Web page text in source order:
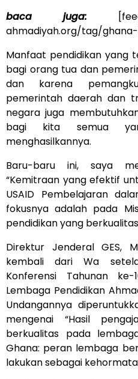
baca juga: [feed
ahmadiyah.org/tag/
Manfaat pendidikan yang
bagi orang tua dan
dan karena
pemerintah daerah dan
negara juga
bagi kita semua
menghasilkannya.
Baru-baru ini, saya
“Kemitraan yang efektif
USAID Pembelajaran
fokusnya adalah pada
pendidikan yang
Direktur Jenderal GES,
kembali dari Wa
Konferensi Tahunan
Lembaga Pendidikan
Undangannya
mengenai “Hasil
berkualitas pada
Ghana: peran lembaga
lakukan sebagai